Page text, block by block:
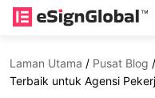
Laman Utama / Pusat Blog /
Terbaik untuk Agensi